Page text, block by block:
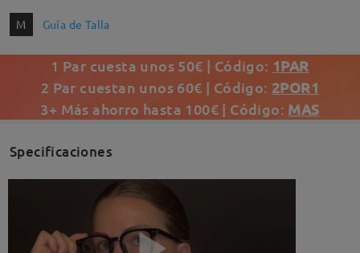
M Guía de Talla
1 Par cuesta unos 50€ | Código: 1PAR
2 Par cuestan unos 60€ | Código: 2POR1
3+ Más ahorro hasta 100€ | Código: MAS
Specificaciones